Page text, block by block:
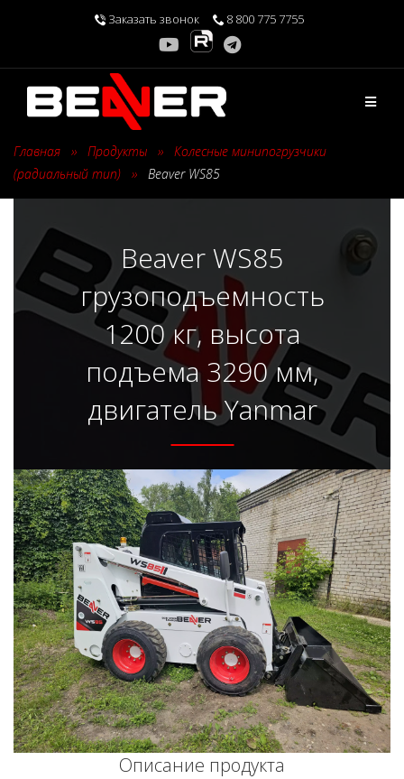
Заказать звонок 8 800 775 7755
Главная › Продукты ›
Колесные минипогрузчики
(радиальный тип)
› Beaver WS85
Beaver WS85
грузоподъемность
1200 кг, высота
подъема 3290 мм,
двигатель Yanmar
Описание продукта